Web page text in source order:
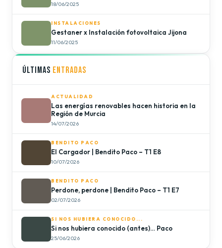
18/06/2025
INSTALACIONES
Gestaner x Instalación fotovoltaica Jijona
11/06/2025
ÚLTIMAS ENTRADAS
ACTUALIDAD
Las energías renovables hacen historia en la
Región de Murcia
14/07/2026
BENDITO PACO
El Cargador | Bendito Paco – T1 E8
10/07/2026
BENDITO PACO
Perdone, perdone | Bendito Paco – T1 E7
02/07/2026
SI NOS HUBIERA CONOCIDO...
Si nos hubiera conocido (antes)… Paco
25/06/2026